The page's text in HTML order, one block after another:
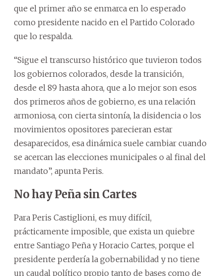
que el primer año se enmarca en lo esperado
como presidente nacido en el Partido Colorado
que lo respalda.
“Sigue el transcurso histórico que tuvieron todos
los gobiernos colorados, desde la transición,
desde el 89 hasta ahora, que a lo mejor son esos
dos primeros años de gobierno, es una relación
armoniosa, con cierta sintonía, la disidencia o los
movimientos opositores parecieran estar
desaparecidos, esa dinámica suele cambiar cuando
se acercan las elecciones municipales o al final del
mandato”, apunta Peris.
No hay Peña sin Cartes
Para Peris Castiglioni, es muy difícil,
prácticamente imposible, que exista un quiebre
entre Santiago Peña y Horacio Cartes, porque el
presidente perdería la gobernabilidad y no tiene
un caudal político propio tanto de bases como de